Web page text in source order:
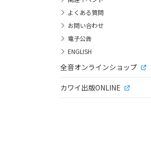
よくある質問
お問い合わせ
電子公告
ENGLISH
全音オンラインショップ
カワイ出版ONLINE